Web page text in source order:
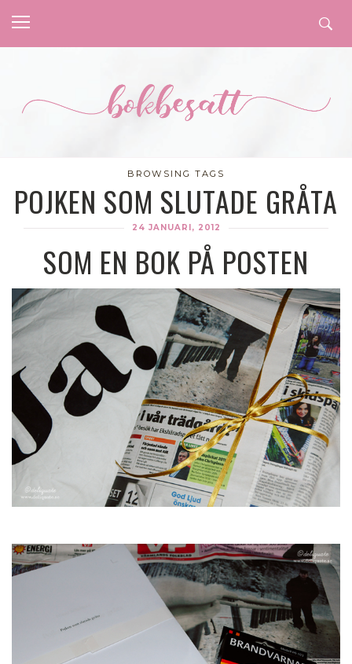
BROWSING TAGS
POJKEN SOM SLUTADE GRÅTA
24 JANUARI, 2012
SOM EN BOK PÅ POSTEN